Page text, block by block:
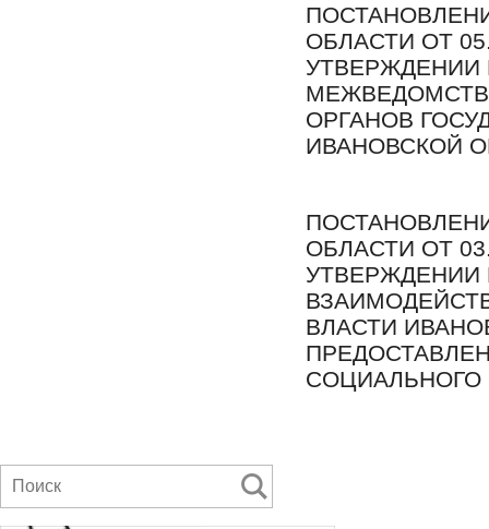
ОБЛАСТИ ОТ
УТВЕРЖДЕНИИ
ОРГАНОВ
ИВАНОВСКОЙ
ОБЛАСТИ ОТ
ВЛАСТИ